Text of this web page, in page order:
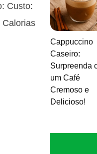
Custo:
Calorias
Cappuccino
Caseiro:
Surpreenda
um Café
Cremoso e
Delicioso!